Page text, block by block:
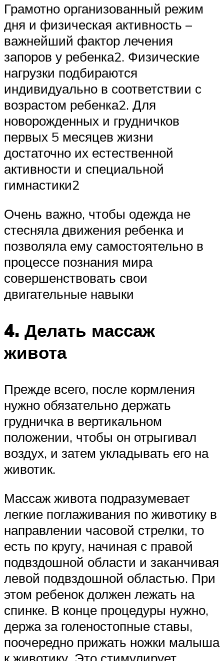
Грамотно организованный режим
дня и физическая активность –
важнейший фактор лечения
запоров у ребенка2. Физические
нагрузки подбираются
индивидуально в соответствии с
возрастом ребенка2. Для
новорожденных и грудничков
первых 5 месяцев жизни
достаточно их естественной
активности и специальной
гимнастики2
Очень важно, чтобы одежда не
стесняла движения ребенка и
позволяла ему самостоятельно в
процессе познания мира
совершенствовать свои
двигательные навыки
4. Делать массаж
живота
Прежде всего, после кормления
нужно обязательно держать
грудничка в вертикальном
положении, чтобы он отрыгивал
воздух, и затем укладывать его на
животик.
Массаж живота подразумевает
легкие поглаживания по животику в
направлении часовой стрелки, то
есть по кругу, начиная с правой
подвздошной области и заканчивая
левой подвздошной областью. При
этом ребенок должен лежать на
спинке. В конце процедуры нужно,
держа за голеностопные ставы,
поочередно прижать ножки малыша